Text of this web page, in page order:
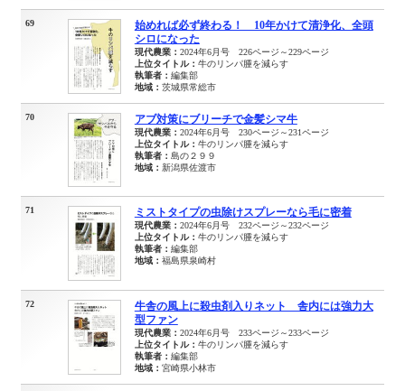
69
始めれば必ず終わる！ 10年かけて清浄化、全頭
シロになった
現代農業： 2024年6月号 226ページ～229ページ
上位タイトル： 牛のリンパ腫を減らす
執筆者： 編集部
地域： 茨城県常総市
70 アブ対策にブリーチで金髪シマ牛
現代農業： 2024年6月号 230ページ～231ページ
上位タイトル： 牛のリンパ腫を減らす
執筆者： 島の２９９
地域： 新潟県佐渡市
71 ミストタイプの虫除けスプレーなら毛に密着
現代農業： 2024年6月号 232ページ～232ページ
上位タイトル： 牛のリンパ腫を減らす
執筆者： 編集部
地域： 福島県泉崎村
72
牛舎の風上に殺虫剤入りネット 舎内には強力大
型ファン
現代農業： 2024年6月号 233ページ～233ページ
上位タイトル： 牛のリンパ腫を減らす
執筆者： 編集部
地域： 宮崎県小林市